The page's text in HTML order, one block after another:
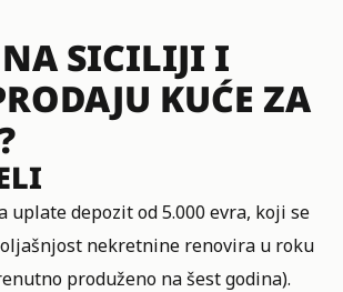
NA SICILIJI I
KUĆE ZA
uplate depozit od 5.000 evra, koji se
nekretnine renovira u roku
produženo na šest godina).